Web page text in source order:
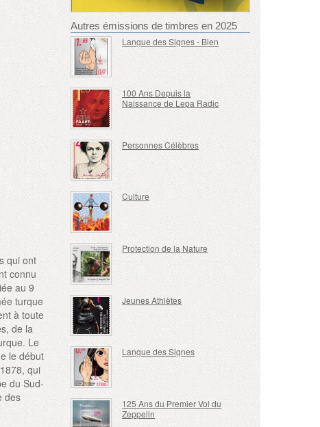
qui ont
connu
au 9
turque
à toute
de la
Le
le début
qui
du Sud-
des
Autres émissions de timbres en 2025
Langue des Signes - Bien
100 Ans Depuis la
Naissance de Lepa Radic
Personnes Célèbres
Culture
Protection de la Nature
Jeunes Athlètes
Langue des Signes
125 Ans du Premier Vol du
Zeppelin